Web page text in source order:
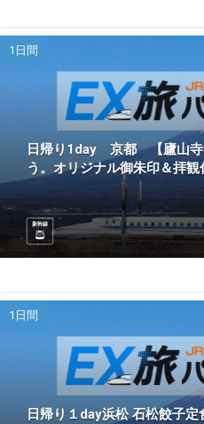
1日間
日帰り1day 京都 【廬山寺
う。オリジナル御朱印＆拝観
新幹線
1日間
日帰り１day浜松 石松餃子